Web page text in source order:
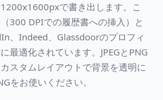
で書き出します。こ
300 DPIでの履歴書への挿入）と
、Indeed、Glassdoorのプロフィ
最適化されています。JPEGとPNG
スタムレイアウトで背景を透明に
をお使いください。